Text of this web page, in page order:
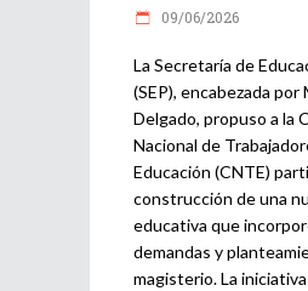
09/06/2026
La Secretaría de
(SEP), encabezada por
Delgado, propuso a la
Nacional de
Educación (CNTE)
construcción de una
educativa que
demandas y
magisterio. La